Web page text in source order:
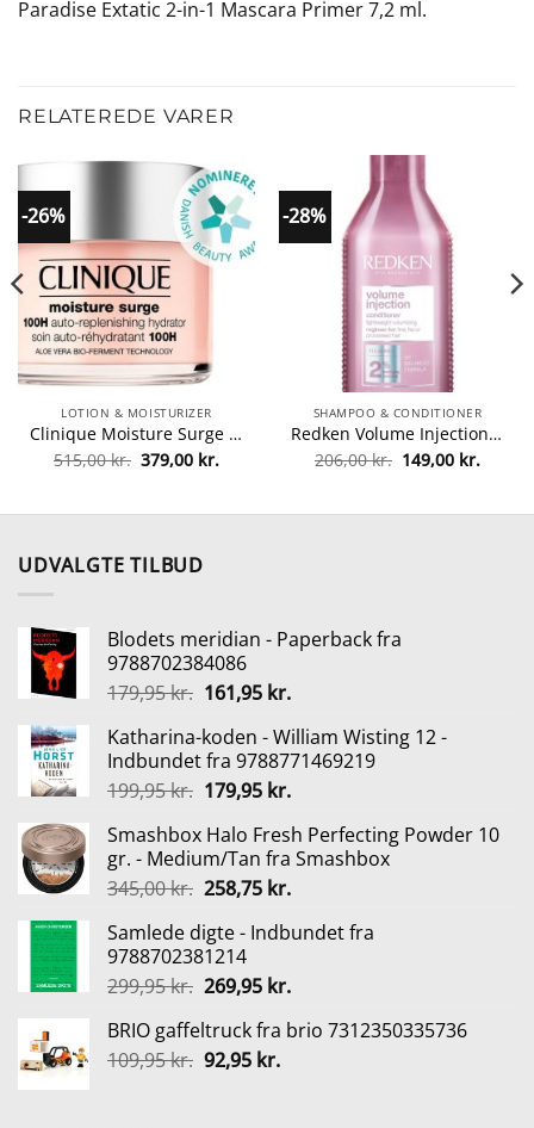
Paradise Extatic 2-in-1 Mascara Primer 7,2 ml.
RELATEREDE VARER
-26%
LOTION & MOISTURIZER
Clinique Moisture Surge 100H Auto-Replenishing Hydrator 125 ml (Limited Edition) fra Clinique
515,00kr. Den
oprindelige
515,00 kr..
379,00 kr.Den
379,00 kr..
-28%
SHAMPOO & CONDITIONER
Redken Volume Injection Conditioner 300 ml fra Redken
206,00kr. Den
oprindelige
206,00 kr..
149,00 kr.Den
UDVALGTE TILBUD
Blodets meridian - Paperback fra
9788702384086
179,95kr. Den
pris
var:
179,95 kr..
161,95 kr.Den
pris
er:
161,95 kr..
Katharina-koden - William Wisting 12 -
Indbundet fra 9788771469219
199,95kr. Den
pris
var:
199,95 kr..
179,95 kr.Den
pris
er:
179,95 kr..
Smashbox Halo Fresh Perfecting Powder 10
gr. - Medium/Tan fra Smashbox
345,00kr. Den
pris
var:
345,00 kr..
258,75 kr.Den
pris
258,75 kr..
Samlede digte - Indbundet fra
9788702381214
299,95kr. Den
pris
var:
269,95 kr.Den
pris
BRIO gaffeltruck fra brio 7312350335736
109,95kr. Den
92,95 kr.Den